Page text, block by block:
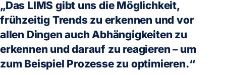
„Das LIMS gibt uns die Möglichkeit,
frühzeitig Trends zu erkennen und vor
allen Dingen auch Abhängigkeiten zu
erkennen und darauf zu reagieren – um
zum Beispiel Prozesse zu optimieren.“